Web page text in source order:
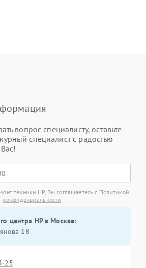
вопрос специалисту, оставьте
специалист с радостью
техники HP, Вы соглашаетесь с Политикой
конфиденциальности
центра HP в Москве:
18
25